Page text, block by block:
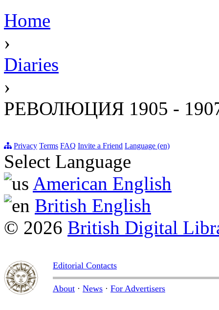
Home
›
Diaries
›
РЕВОЛЮЦИЯ 1905 -
Privacy Terms FAQ Invite a Friend Language (en)
Select Language
American English
British English
© 2026 British Digital
Editorial Contacts
About · News · For Advertisers